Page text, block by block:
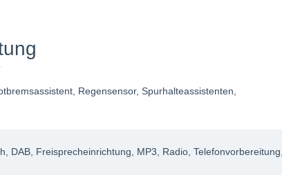
, Regensensor, Spurhalteassistenten
, DAB , Freisprecheinrichtung , MP3 , Radio , Telefonvorbereitung